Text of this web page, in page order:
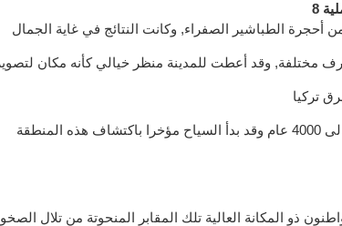
أحجرة الطباشير الصفراء, وكانت النتائج في غاية الجمال
مختلفة, وقد أعطت للمدينة منظر خيالي كأنه مكان لتصوير
ذو المكانة العالية تلك المقابر المنحوتة من تلال